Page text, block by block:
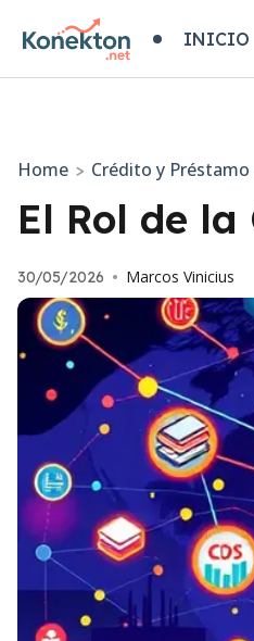
INICIO
Home > Crédito y Préstamo
El Rol de
30/05/2026 • Marcos Vinicius